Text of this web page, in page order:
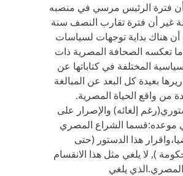
فترة الرئيس مرسي في منصبه
غير أن فترة تقارب النصف سنة
أن هناك بداية توجهات لسياسات
تعكسه الصحافة المصرية ذات
المختلفة في كتاباتها عن
بعيدة كل البعد عن المبالغة
من واقع الحياة المصرية.
إلغائه) والإصرار على
موعده:قسما الشراع المصري
هذا الدستور (حتى
), لا يلغي مثل هذا الانقسام
يلغي